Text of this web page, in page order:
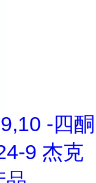
-四酮
9 杰克